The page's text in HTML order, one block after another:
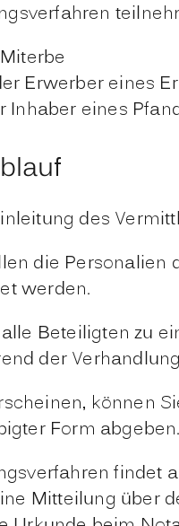
Erwerber eines
Inhaber eines
des
die Personalien
werden.
Beteiligten zu
der
können
Form
findet
Mitteilung über